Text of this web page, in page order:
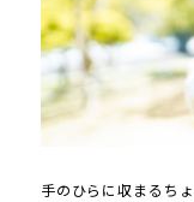
手のひらに収まるち